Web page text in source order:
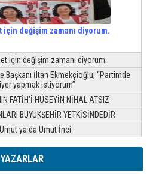
değişim zamanı diyorum.
için değişim zamanı diyorum.
Başkanı İltan Ekmekçioğlu; “Partimde
yapmak istiyorum”
FATİH’İ HÜSEYİN NİHAL ATSIZ
BÜYÜKŞEHİR YETKİSİNDEDİR
ya da Umut İnci
YAZARLAR